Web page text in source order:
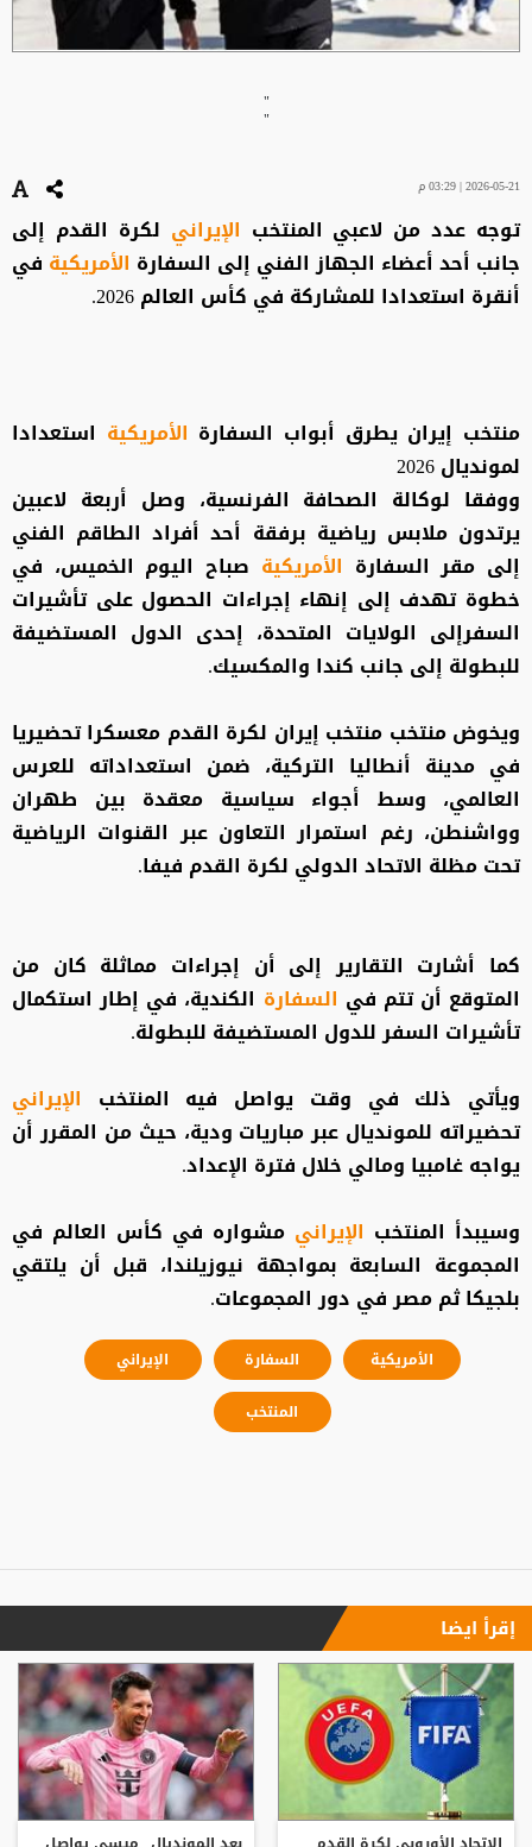
"
"
2026-05-21 | 03:29 م
توجه عدد من لاعبي المنتخب الإيراني لكرة القدم إلى
جانب أحد أعضاء الجهاز الفني إلى السفارة الأمريكية في
أنقرة استعدادا للمشاركة في كأس العالم 2026.
منتخب إيران يطرق أبواب السفارة الأمريكية استعدادا
لمونديال 2026
ووفقا لوكالة الصحافة الفرنسية، وصل أربعة لاعبين
يرتدون ملابس رياضية برفقة أحد أفراد الطاقم الفني
إلى مقر السفارة الأمريكية صباح اليوم الخميس، في
خطوة تهدف إلى إنهاء إجراءات الحصول على تأشيرات
السفرإلى الولايات المتحدة، إحدى الدول المستضيفة
للبطولة إلى جانب كندا والمكسيك.
ويخوض منتخب منتخب إيران لكرة القدم معسكرا تحضيريا
في مدينة أنطاليا التركية، ضمن استعداداته للعرس
العالمي، وسط أجواء سياسية معقدة بين طهران
وواشنطن، رغم استمرار التعاون عبر القنوات الرياضية
تحت مظلة الاتحاد الدولي لكرة القدم فيفا.
كما أشارت التقارير إلى أن إجراءات مماثلة كان من
المتوقع أن تتم في السفارة الكندية، في إطار استكمال
تأشيرات السفر للدول المستضيفة للبطولة.
ويأتي ذلك في وقت يواصل فيه المنتخب الإيراني
تحضيراته للمونديال عبر مباريات ودية، حيث من المقرر أن
يواجه غامبيا ومالي خلال فترة الإعداد.
وسيبدأ المنتخب الإيراني مشواره في كأس العالم في
المجموعة السابعة بمواجهة نيوزيلندا، قبل أن يلتقي
بلجيكا ثم مصر في دور المجموعات.
الأمريكية السفارة
الإيراني
المنتخب
إقرأ ايضا